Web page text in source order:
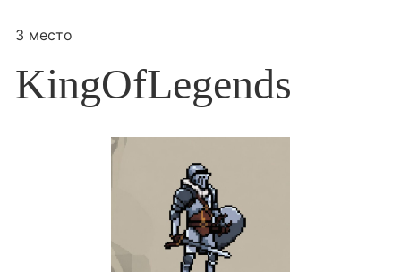
3 место
KingOfLegends